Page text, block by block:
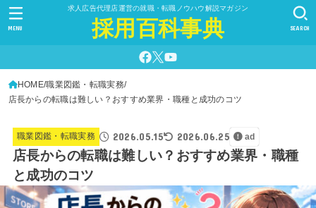
求人広告代理店運営の就職・転職ノウハウ解説マガジン
採用百科事典 SEARCH
MENU
HOME 職業図鑑・転職実務
店長からの転職は難しい？おすすめ業界・職種と成功のコツ
職業図鑑・転職実務 2026.05.15 2026.06.25 ad
店長からの転職は難しい？おすすめ業界・職種
と成功のコツ